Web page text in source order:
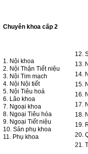
Chuyên khoa cấp 2
1. Nội khoa
2. Nội Thận Tiết niệu
3. Nội Tim mạch
4. Nội Nội tiết
5. Nội Tiêu hoá
6. Lão khoa
7. Ngoại khoa
8. Ngoại Tiêu hóa
9. Ngoại Tiết niệu
10. Sản phụ khoa
11. Phụ khoa
12.
13.
14.
15.
16.
17.
18.
19.
20.
21.